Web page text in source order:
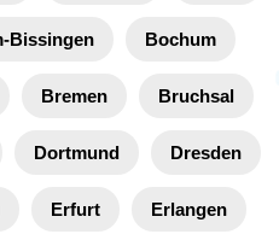
Bissingen Bochum
Bremen Bruchsal
Dortmund Dresden
Erfurt Erlangen